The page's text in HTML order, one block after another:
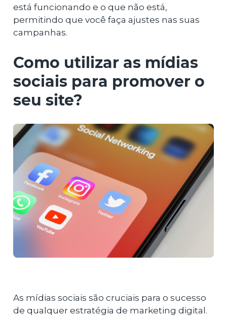
está funcionando e o que não está,
permitindo que você faça ajustes nas suas
campanhas.
Como utilizar as mídias
sociais para promover o
seu site?
As mídias sociais são cruciais para o sucesso
de qualquer estratégia de marketing digital.